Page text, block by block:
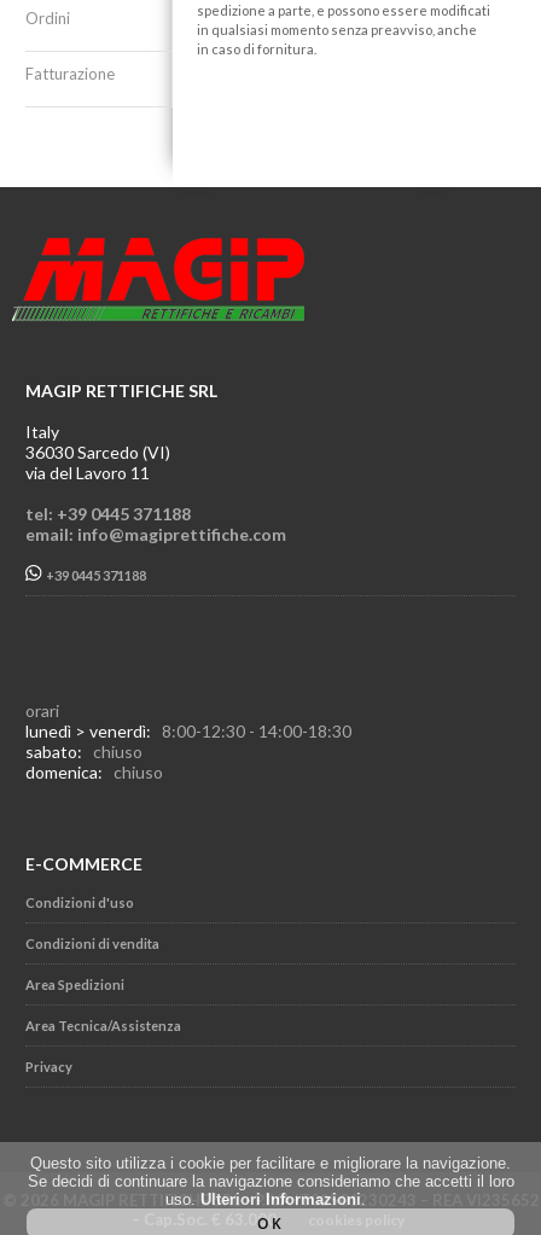
Ordini
Fatturazione
spedizione a parte, e possono essere modificati
in qualsiasi momento senza preavviso, anche
in caso di fornitura.
MAGIP RETTIFICHE SRL
Italy
36030 Sarcedo (VI)
via del Lavoro 11
tel: +39 0445 371188
email: info@magiprettifiche.com
+39 0445 371188
orari
lunedì > venerdì: 8:00-12:30 - 14:00-18:30
sabato: chiuso
domenica: chiuso
E-COMMERCE
Condizioni d'uso
Condizioni di vendita
Area Spedizioni
Area Tecnica/Assistenza
Privacy
© 2026 MAGIP RETTIFICHE SRL - P.IVA IT02501230243 – REA VI235652
– Cap.Soc. € 63.000
Questo sito utilizza i cookie per facilitare e migliorare la navigazione.
Se decidi di continuare la navigazione consideriamo che accetti il loro
uso. Ulteriori Informazioni.